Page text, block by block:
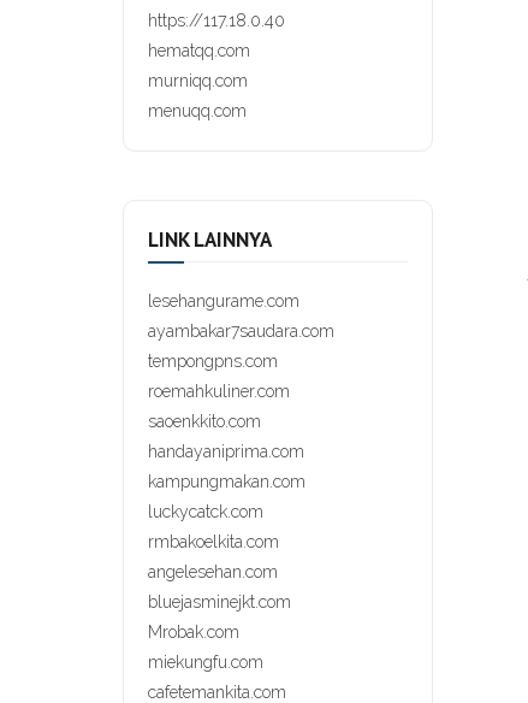
https://117.18.0.40
hematqq.com
murniqq.com
menuqq.com
LINK LAINNYA
lesehangurame.com
ayambakar7saudara.com
tempongpns.com
roemahkuliner.com
saoenkkito.com
handayaniprima.com
kampungmakan.com
luckycatck.com
rmbakoelkita.com
angelesehan.com
bluejasminejkt.com
Mrobak.com
miekungfu.com
cafetemankita.com